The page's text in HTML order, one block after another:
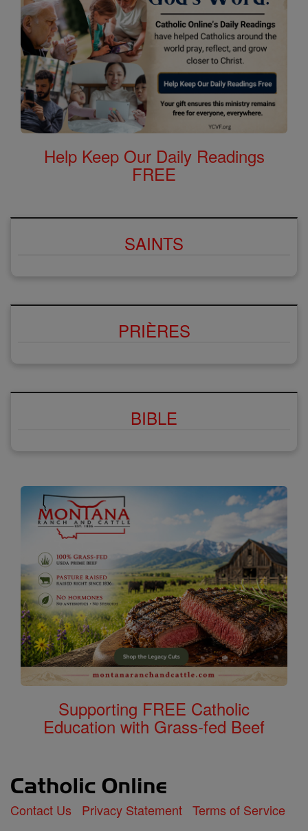
Help Keep Our Daily Readings
FREE
SAINTS
PRIÈRES
BIBLE
Supporting FREE Catholic
Education with Grass-fed Beef
Contact Us Privacy Statement Terms of Service